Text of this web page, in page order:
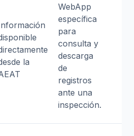
la
WebApp
específica
para
consulta y
descarga
de
registros
ante una
inspección.